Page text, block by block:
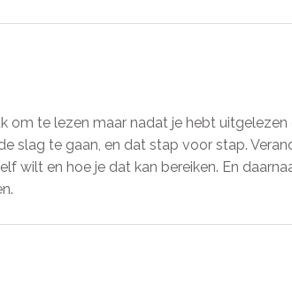
om te lezen maar nadat je hebt
slag te gaan, en dat stap voor stap.
wilt en hoe je dat kan bereiken. En